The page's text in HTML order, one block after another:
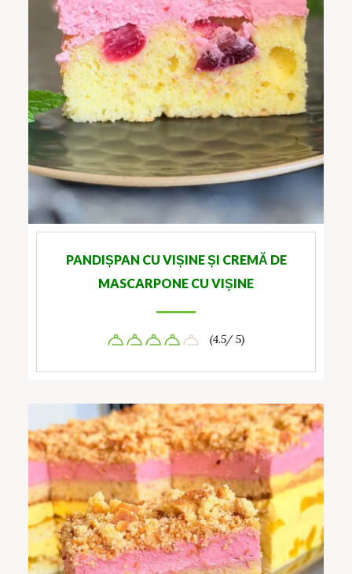
PANDIȘPAN CU VIȘINE ȘI CREMĂ DE
MASCARPONE CU VIȘINE
(4.5/ 5)